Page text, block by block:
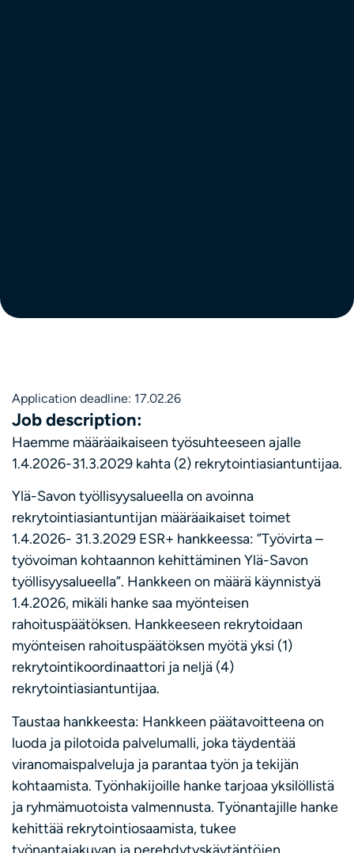
Application deadline: 17.02.26
Job description:
Haemme määräaikaiseen työsuhteeseen ajalle
1.4.2026-31.3.2029 kahta (2) rekrytointiasiantuntijaa.
Ylä-Savon työllisyysalueella on avoinna
rekrytointiasiantuntijan määräaikaiset toimet
1.4.2026- 31.3.2029 ESR+ hankkeessa: ”Työvirta –
työvoiman kohtaannon kehittäminen Ylä-Savon
työllisyysalueella”. Hankkeen on määrä käynnistyä
1.4.2026, mikäli hanke saa myönteisen
rahoituspäätöksen. Hankkeeseen rekrytoidaan
myönteisen rahoituspäätöksen myötä yksi (1)
rekrytointikoordinaattori ja neljä (4)
rekrytointiasiantuntijaa.
Taustaa hankkeesta: Hankkeen päätavoitteena on
luoda ja pilotoida palvelumalli, joka täydentää
viranomaispalveluja ja parantaa työn ja tekijän
kohtaamista. Työnhakijoille hanke tarjoaa yksilöllistä
ja ryhmämuotoista valmennusta. Työnantajille hanke
kehittää rekrytointiosaamista, tukee